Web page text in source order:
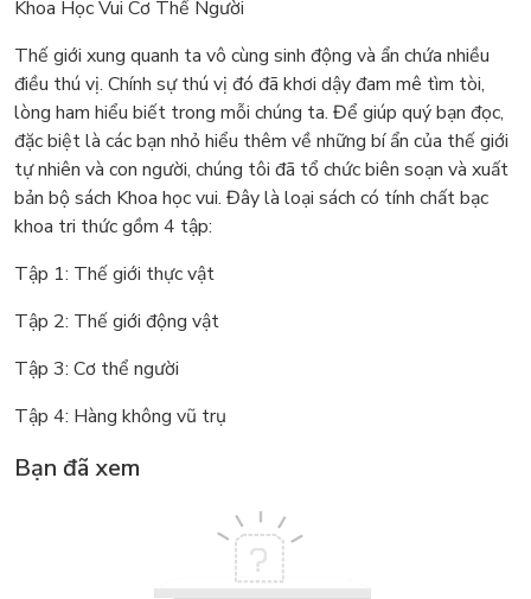
Khoa Học Vui Cơ Thể Người
Thế giới xung quanh ta vô cùng sinh động và ẩn chứa nhiều
điều thú vị. Chính sự thú vị đó đã khơi dậy đam mê tìm tòi,
lòng ham hiểu biết trong mỗi chúng ta. Để giúp quý bạn đọc,
đặc biệt là các bạn nhỏ hiểu thêm về những bí ẩn của thế giới
tự nhiên và con người, chúng tôi đã tổ chức biên soạn và xuất
bản bộ sách Khoa học vui. Đây là loại sách có tính chất bạc
khoa tri thức gồm 4 tập:
Tập 1: Thế giới thực vật
Tập 2: Thế giới động vật
Tập 3: Cơ thể người
Tập 4: Hàng không vũ trụ
Bạn đã xem